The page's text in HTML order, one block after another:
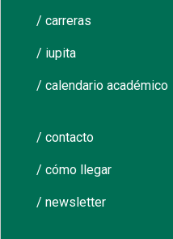
/ carreras
/ iupita
/ calendario académico
/ contacto
/ cómo llegar
/ newsletter